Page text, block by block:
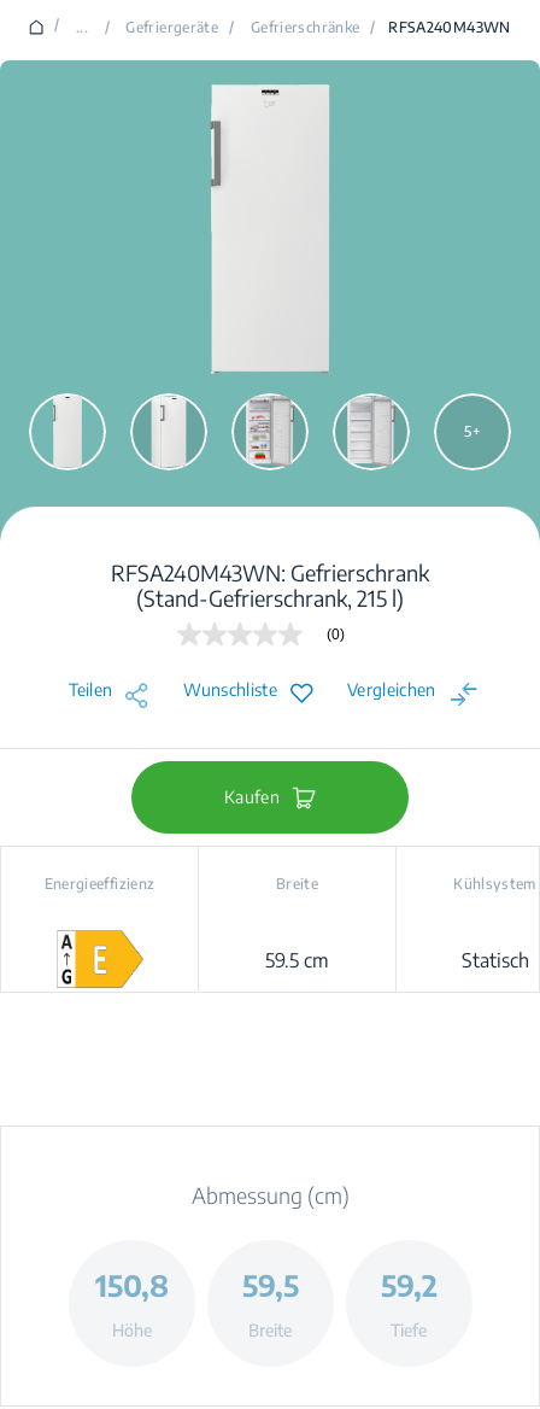
/ ... / Gefriergeräte / Gefrierschränke / RFSA240M43WN
5
RFSA240M43WN: Gefrierschrank
(Stand-Gefrierschrank, 215 l)
Kein
Link
auf
(0)
Teilen Wunschliste Vergleichen
Kaufen
Energieeffizienz Breite
59.5 cm
Kühlsystem
Statisch
Abmessung (cm)
150,8
Höhe
59,5
Breite
59,2
Tiefe